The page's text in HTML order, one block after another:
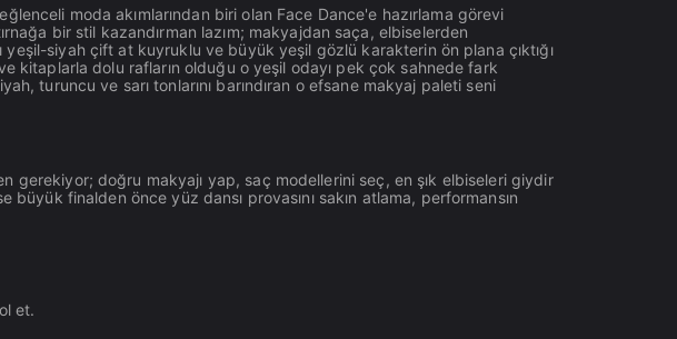
moda akımlarından biri olan Face Dance'e hazırlama görevi
bir stil kazandırman lazım; makyajdan saça, elbiselerden
siyah çift at kuyruklu ve büyük yeşil gözlü karakterin ön plana çıktığı
kitaplarla dolu rafların olduğu o yeşil odayı pek çok sahnede fark
turuncu ve sarı tonlarını barındıran o efsane makyaj paleti seni
gerekiyor; doğru makyajı yap, saç modellerini seç, en şık elbiseleri giydir
finalden önce yüz dansı provasını sakın atlama, performansın
et.